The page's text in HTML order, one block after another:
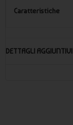
Caratteristiche
DETTAGLI AGGIUNTIVI